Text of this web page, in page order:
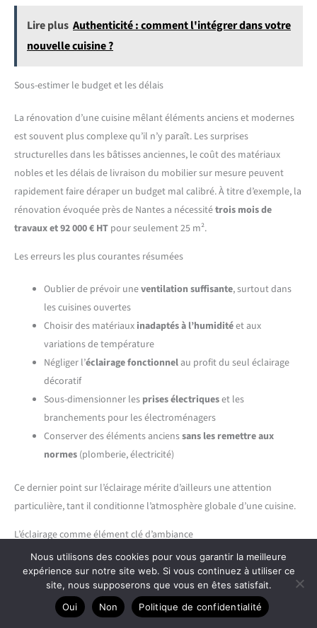
Lire plus Authenticité : comment l'intégrer dans votre
nouvelle cuisine ?
Sous-estimer le budget et les délais
La rénovation d’une cuisine mêlant éléments anciens et modernes
est souvent plus complexe qu’il n’y paraît. Les surprises
structurelles dans les bâtisses anciennes, le coût des matériaux
nobles et les délais de livraison du mobilier sur mesure peuvent
rapidement faire déraper un budget mal calibré. À titre d’exemple, la
rénovation évoquée près de Nantes a nécessitétrois mois de
travaux et 92 000 € HT pour seulement 25 m².
Les erreurs les plus courantes résumées
Oublier de prévoir uneventilation suffisante, surtout dans
les cuisines ouvertes
Choisir des matériaux inadaptés à l’humiditéet aux
variations de température
Négliger l’éclairage fonctionnelau profit du seul éclairage
décoratif
Sous-dimensionner les prises électriqueset les
branchements pour les électroménagers
Conserver des éléments ancienssans les remettre aux
normes (plomberie, électricité)
Ce dernier point sur l’éclairage mérite d’ailleurs une attention
particulière, tant il conditionne l’atmosphère globale d’une cuisine.
L’éclairage comme élément clé d’ambiance
Superposer les sources lumineuses
Dans une cuisine qui joue sur les contrastes entre ancien et
moderne, l’éclairage doit être pensé encouches successives
Nous utilisons des cookies pour vous garantir la meilleure
expérience sur notre site web. Si vous continuez à utiliser ce
site, nous supposerons que vous en êtes satisfait.
Oui
Non Politique de confidentialité